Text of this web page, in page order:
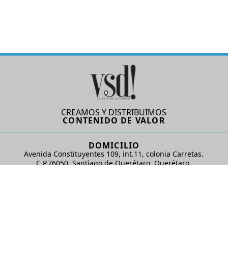
CREAMOS Y DISTRIBUIMOS
CONTENIDO DE VALOR
DOMICILIO
Avenida Constituyentes 109, int.11, colonia Carretas.
C.P.76050. Santiago de Querétaro, Querétaro.